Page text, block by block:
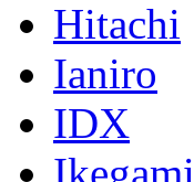
Hitachi
Ianiro
IDX